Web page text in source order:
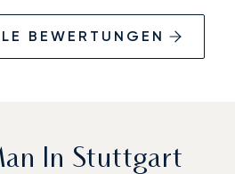
BEWERTUNGEN
In Stuttgart